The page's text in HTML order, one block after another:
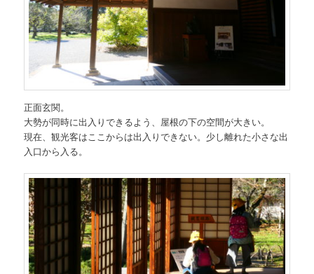
正面玄関。
大勢が同時に出入りできるよう、屋根の下の空間が大きい。
現在、観光客はここからは出入りできない。少し離れた小さな出
入口から入る。